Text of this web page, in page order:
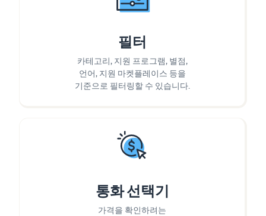
필터
카테고리, 지원 프로그램, 별점,
언어, 지원 마켓플레이스 등을
기준으로 필터링할 수 있습니다.
통화 선택기
가격을 확인하려는